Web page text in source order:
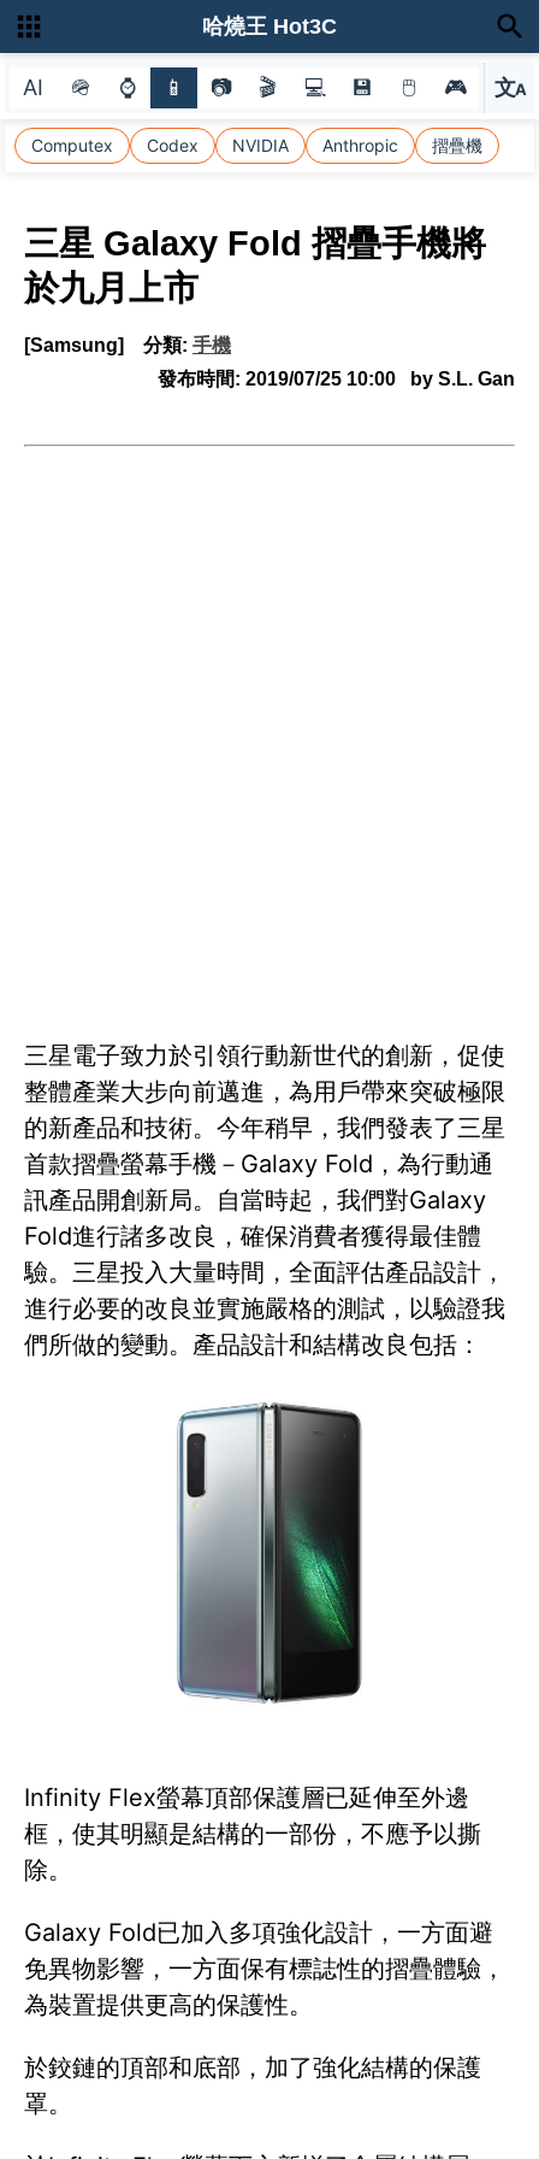
AI 🪖 ⌚ 📱 📷 🎬 💻 💾 🖱 🎮 文A
選
Computex Codex NVIDIA Anthropic 摺疊機
哈燒王 Hot3C
三星 Galaxy Fold 摺疊手機將
於九月上市
[Samsung] 分類: 手機
發布時間: 2019/07/25 10:00 by S.L. Gan
三星電子致力於引領行動新世代的創新，促使
整體產業大步向前邁進，為用戶帶來突破極限
的新產品和技術。今年稍早，我們發表了三星
首款摺疊螢幕手機－Galaxy Fold，為行動通
訊產品開創新局。自當時起，我們對Galaxy
Fold進行諸多改良，確保消費者獲得最佳體
驗。三星投入大量時間，全面評估產品設計，
進行必要的改良並實施嚴格的測試，以驗證我
們所做的變動。產品設計和結構改良包括：
Infinity Flex螢幕頂部保護層已延伸至外邊
框，使其明顯是結構的一部份，不應予以撕
除。
Galaxy Fold已加入多項強化設計，一方面避
免異物影響，一方面保有標誌性的摺疊體驗，
為裝置提供更高的保護性。
於鉸鏈的頂部和底部，加了強化結構的保護
罩。